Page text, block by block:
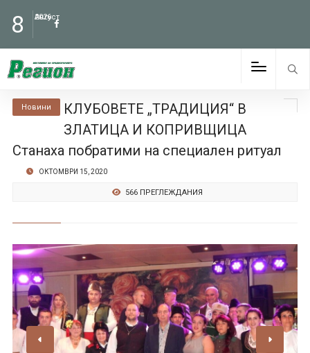
8 Август
2026
Новини
КЛУБОВЕТЕ „ТРАДИЦИЯ“ В
ЗЛАТИЦА И КОПРИВЩИЦА
Станаха побратими на специален ритуал
ОКТОМВРИ 15, 2020
566 ПРЕГЛЕЖДАНИЯ